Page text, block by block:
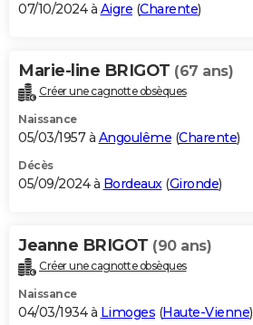
07/10/2024 à Aigre (Charente)
Marie-line BRIGOT (67 ans)
Créer une cagnotte obsèques
Naissance
05/03/1957 à Angoulême (Charente)
Décès
05/09/2024 à Bordeaux(Gironde)
Jeanne BRIGOT (90 ans)
Créer une cagnotte obsèques
Naissance
04/03/1934 à Limoges (Haute-Vienne)